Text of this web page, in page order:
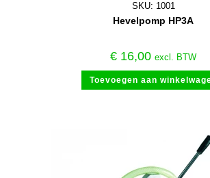
SKU: 1001
Hevelpomp HP3A
€ 16,00 excl. BTW
Toevoegen aan